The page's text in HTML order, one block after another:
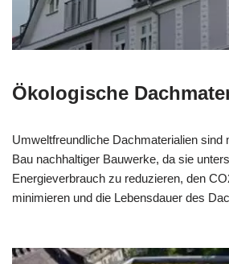
Ökologische
Umweltfreundliche Dachmaterialien sind
Bau nachhaltiger Bauwerke, da sie
Energieverbrauch zu reduzieren, den
minimieren und die Lebensdauer des